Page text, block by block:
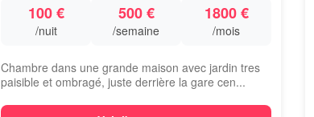
100 €
/nuit
500 €
/semaine
1800 €
/mois
Chambre dans une grande maison avec jardin tres
paisible et ombragé, juste derrière la gare cen...